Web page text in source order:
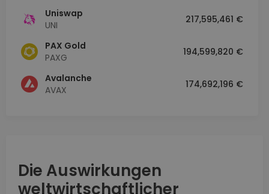
Uniswap
UNI
217,595,461 €
PAX Gold
PAXG
194,599,820 €
Avalanche
AVAX
174,692,196 €
Die Auswirkungen
weltwirtschaftlicher